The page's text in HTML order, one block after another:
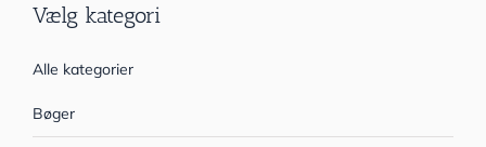
Vælg kategori
Alle kategorier
Bøger